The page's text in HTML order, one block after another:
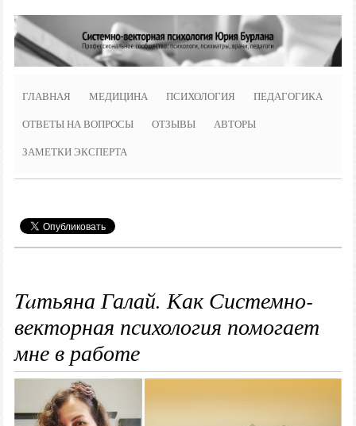
ГЛАВНАЯ МЕДИЦИНА ПСИХОЛОГИЯ ПЕДАГОГИКА
ОТВЕТЫ НА ВОПРОСЫ ОТЗЫВЫ АВТОРЫ
ЗАМЕТКИ ЭКСПЕРТА
Taтьяна Галай. Как Системно-
векторная психология помогает
мне в работе